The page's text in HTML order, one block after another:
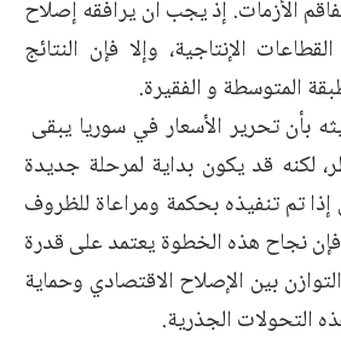
الأزمات. إذ يجب أن يرافقه إصلاح
الإنتاجية، وإلا فإن النتائج
المتوسطة و الفقيرة.
تحرير الأسعار في سوريا يبقى
لكنه قد يكون بداية لمرحلة جديدة
إذا تم تنفيذه بحكمة ومراعاة للظروف
فإن نجاح هذه الخطوة يعتمد على قدرة
بين الإصلاح الاقتصادي وحماية
التحولات الجذرية.